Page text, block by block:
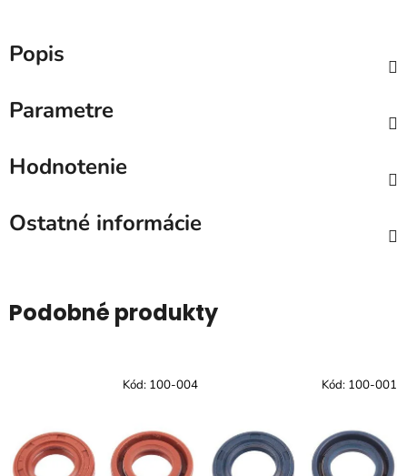
Popis
Parametre
Hodnotenie
Ostatné informácie
Podobné produkty
Kód: 100-004 Kód: 100-001